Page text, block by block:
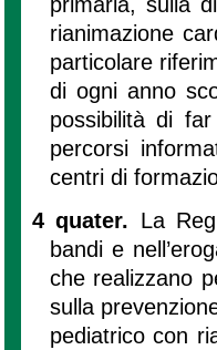
rianimazione
particolare
di ogni anno
possibilità di
percorsi
centri di
4 quater. La
bandi e
che realizzano
sulla
pediatrico con